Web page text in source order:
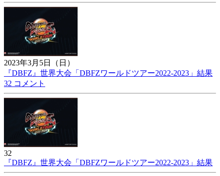
2023年3月5日（日）
『DBFZ』世界大会「DBFZワールドツアー2022-2023」結果
32 コメント
32
『DBFZ』世界大会「DBFZワールドツアー2022-2023」結果